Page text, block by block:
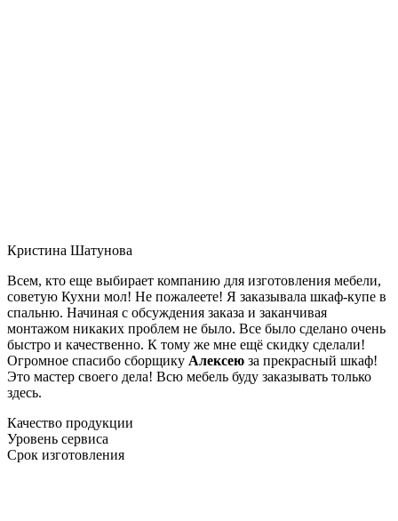
Кристина Шатунова
Всем, кто еще выбирает компанию для изготовления мебели,
советую Кухни мол! Не пожалеете! Я заказывала шкаф-купе в
спальню. Начиная с обсуждения заказа и заканчивая
монтажом никаких проблем не было. Все было сделано очень
быстро и качественно. К тому же мне ещё скидку сделали!
Огромное спасибо сборщику Алексею за прекрасный шкаф!
Это мастер своего дела! Всю мебель буду заказывать только
здесь.
Качество продукции
Уровень сервиса
Срок изготовления